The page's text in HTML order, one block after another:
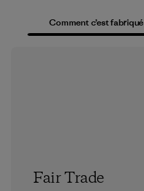
Comment c’est fabriqué
Fair Trade